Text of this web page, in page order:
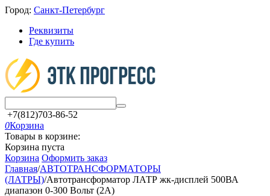
Город: Санкт-Петербург
Реквизиты
Где купить
+7(812)703-86-52
0Корзина
Товары в корзине:
Корзина пуста
Корзина Оформить заказ
Главная/АВТОТРАНСФОРМАТОРЫ
(ЛАТРЫ)/Автотрансформатор ЛАТР жк-дисплей 500ВА
диапазон 0-300 Вольт (2А)